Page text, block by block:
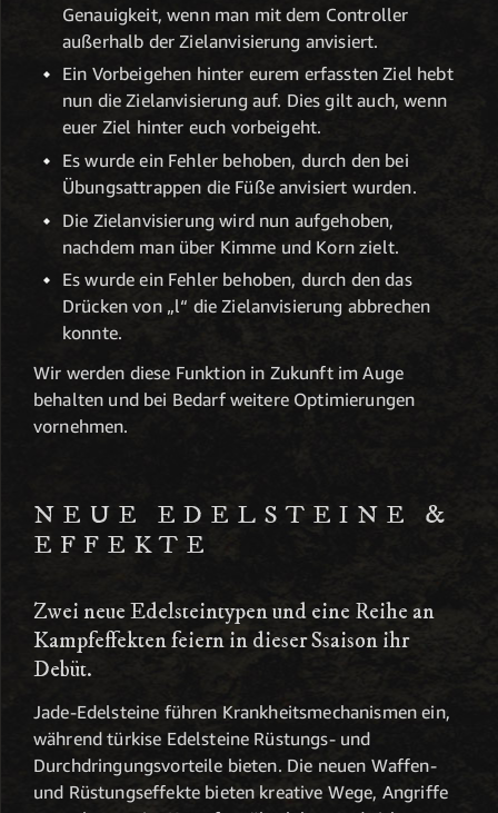
Genauigkeit, wenn man mit dem Controller
außerhalb der Zielanvisierung anvisiert.
Ein Vorbeigehen hinter eurem erfassten Ziel hebt
nun die Zielanvisierung auf. Dies gilt auch, wenn
euer Ziel hinter euch vorbeigeht.
Es wurde ein Fehler behoben, durch den bei
Übungsattrappen die Füße anvisiert wurden.
Die Zielanvisierung wird nun aufgehoben,
nachdem man über Kimme und Korn zielt.
Es wurde ein Fehler behoben, durch den das
Drücken von „l“ die Zielanvisierung abbrechen
konnte.
Wir werden diese Funktion in Zukunft im Auge
behalten und bei Bedarf weitere Optimierungen
vornehmen.
NEUE EDELSTEINE &
EFFEKTE
Zwei neue Edelsteintypen und eine Reihe an
Kampfeffekten feiern in dieser Ssaison ihr
Debüt.
Jade-Edelsteine führen Krankheitsmechanismen ein,
während türkise Edelsteine Rüstungs- und
Durchdringungsvorteile bieten. Die neuen Waffen-
und Rüstungseffekte bieten kreative Wege, Angriffe